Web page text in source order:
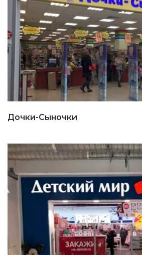
Дочки-Сыночки